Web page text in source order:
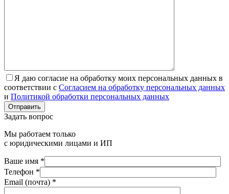
Я даю согласие на обработку моих персональных данных в
соответствии с Согласием на обработку персональных данных
и Политикой обработки персональных данных
Отправить
Задать вопрос
Мы работаем только
с юридическими лицами и ИП
Ваше имя *
Телефон *
Email (почта) *